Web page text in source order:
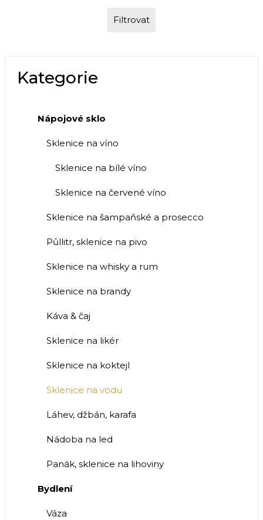
Filtrovat
Kategorie
Nápojové sklo
Sklenice na víno
Sklenice na bílé víno
Sklenice na červené víno
Sklenice na šampaňské a prosecco
Půllitr, sklenice na pivo
Sklenice na whisky a rum
Sklenice na brandy
Káva & čaj
Sklenice na likér
Sklenice na koktejl
Sklenice na vodu
Láhev, džbán, karafa
Nádoba na led
Panák, sklenice na lihoviny
Bydlení
Váza